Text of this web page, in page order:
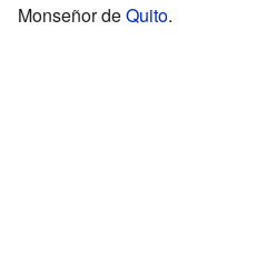
Monseñor deQuito.